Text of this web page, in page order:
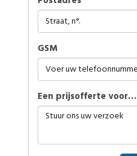
GSM
Een prijsofferte voor…